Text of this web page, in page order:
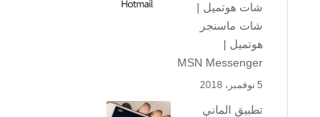
شات هوتميل |
شات ماسنجر
هوتميل |
MSN Messenger
5 نوفمبر، 2018
تطبيق الماني